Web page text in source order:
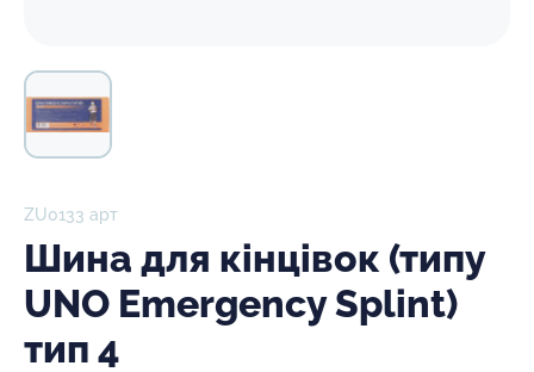
ZU0133 арт
Шина для кінцівок (типу
UNO Emergency Splint)
тип 4